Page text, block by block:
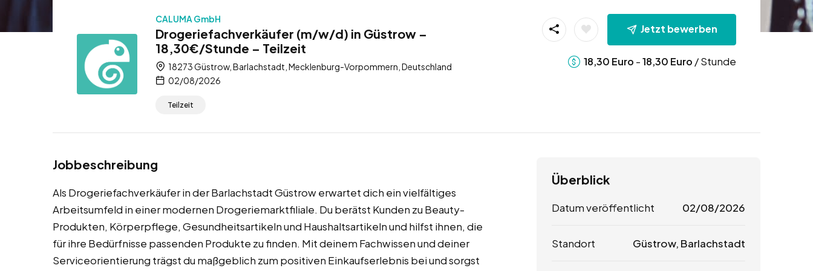
CALUMA GmbH
Drogeriefachverkäufer (m/w/d) in Güstrow –
18,30€/Stunde – Teilzeit
18273 Güstrow, Barlachstadt, Mecklenburg-Vorpommern, Deutschland
02/08/2026
Teilzeit
Jetzt bewerben
18,30 Euro -18,30 Euro / Stunde
Jobbeschreibung
Als Drogeriefachverkäufer in der Barlachstadt Güstrow erwartet dich ein vielfältiges
Arbeitsumfeld in einer modernen Drogeriemarktfiliale. Du berätst Kunden zu Beauty-
Produkten, Körperpflege, Gesundheitsartikeln und Haushaltsartikeln und hilfst ihnen, die
für ihre Bedürfnisse passenden Produkte zu finden. Mit deinem Fachwissen und deiner
Serviceorientierung trägst du maßgeblich zum positiven Einkaufserlebnis bei und sorgst
Überblick
Datum veröffentlicht 02/08/2026
Standort Güstrow, Barlachstadt